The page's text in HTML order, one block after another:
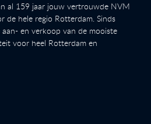
al 159 jaar jouw vertrouwde NVM
de hele regio Rotterdam. Sinds
en verkoop van de mooiste
voor heel Rotterdam en